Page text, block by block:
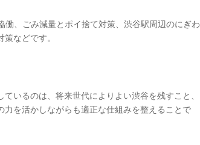
、ごみ減量とポイ捨て対策、渋谷駅周辺のにぎわ
などです。
いるのは、将来世代によりよい渋谷を残すこと、
を活かしながらも適正な仕組みを整えることで